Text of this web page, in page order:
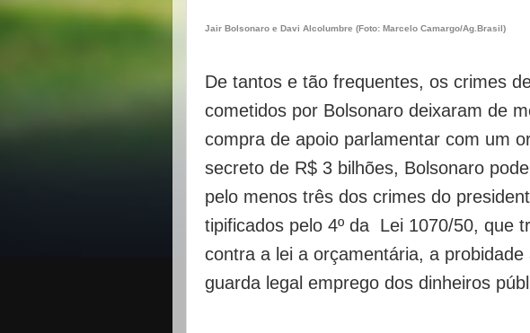
Jair Bolsonaro e Davi Alcolumbre (Foto: Marcelo Camargo/Ag.Brasil)
De tantos e tão frequentes, os crimes
cometidos por Bolsonaro deixaram de
compra de apoio parlamentar com um
secreto de R$ 3 bilhões, Bolsonaro
pelo menos três dos crimes do
tipificados pelo 4º da Lei 1070/50, que
contra a lei a orçamentária, a
guarda legal emprego dos dinheiros